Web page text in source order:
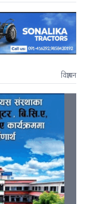
विज्ञापन